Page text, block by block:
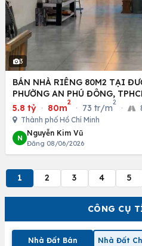
CÔNG CỤ
Nhà Đất Bán Nhà Đất
3
BÁN NHÀ RIÊNG 80M2 TẠI
PHƯỜNG AN PHÚ ĐÔNG,
5.8 tỷ · 80m
2
· 73 tr/m
2
·
Thành phố Hồ Chí Minh
N
Nguyễn Kim Vũ
Đăng 08/06/2026
1 2 3 4 5